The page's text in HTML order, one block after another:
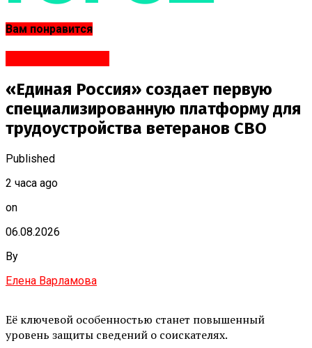
Вам понравится
«Единая Россия» создает первую
специализированную платформу для
трудоустройства ветеранов СВО
Published
2 часа ago
on
06.08.2026
By
Елена Варламова
Её ключевой особенностью станет повышенный
уровень защиты сведений о соискателях.